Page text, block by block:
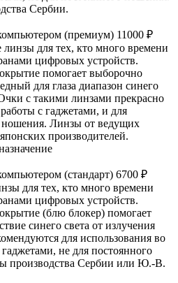
Сербии.
(премиум) 11000 ₽
для тех, кто много времени
цифровых устройств.
помогает выборочно
для глаза диапазон синего
с такими линзами прекрасно
с гаджетами, и для
ношения. Линзы от ведущих
производителей.
(стандарт) 6700 ₽
для тех, кто много времени
цифровых устройств.
(блю блокер) помогает
синего света от излучения
для использования во
не для постоянного
производства Сербии или Ю.-В.